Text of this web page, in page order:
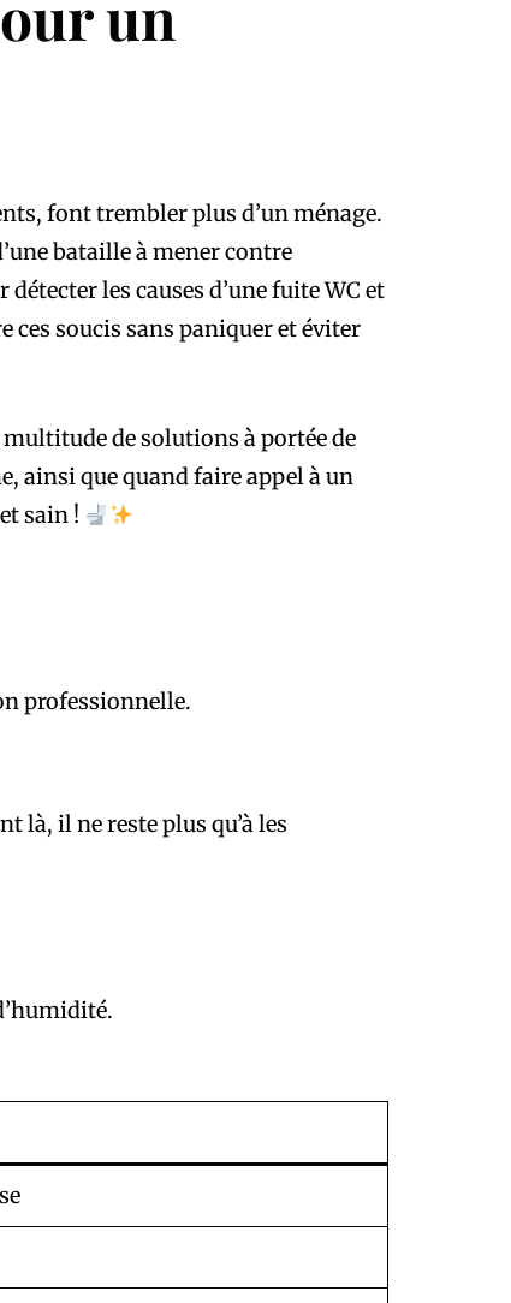
un
font trembler plus d’un ménage.
bataille à mener contre
les causes d’une fuite WC et
ces soucis sans paniquer et éviter
multitude de solutions à portée de
ainsi que quand faire appel à un
sain !
professionnelle.
là, il ne reste plus qu’à les